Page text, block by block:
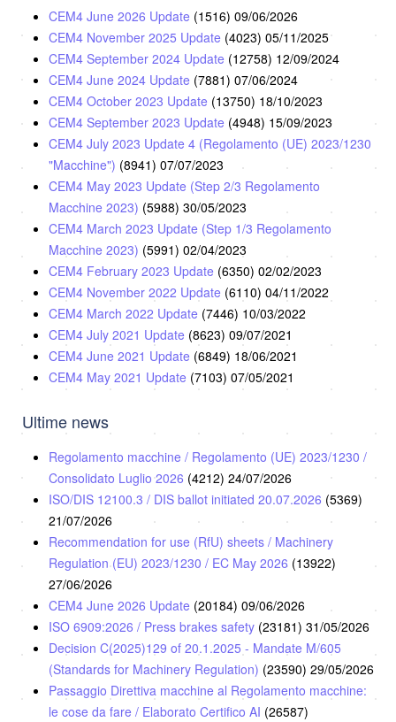
CEM4 June 2026 Update (1516) 09/06/2026
CEM4 November 2025 Update (4023) 05/11/2025
CEM4 September 2024 Update (12758) 12/09/2024
CEM4 June 2024 Update (7881) 07/06/2024
CEM4 October 2023 Update (13750) 18/10/2023
CEM4 September 2023 Update (4948) 15/09/2023
CEM4 July 2023 Update 4 (Regolamento (UE) 2023/1230
"Macchine") (8941) 07/07/2023
CEM4 May 2023 Update (Step 2/3 Regolamento
Macchine 2023) (5988) 30/05/2023
CEM4 March 2023 Update (Step 1/3 Regolamento
Macchine 2023) (5991) 02/04/2023
CEM4 February 2023 Update (6350) 02/02/2023
CEM4 November 2022 Update (6110) 04/11/2022
CEM4 March 2022 Update (7446) 10/03/2022
CEM4 July 2021 Update (8623) 09/07/2021
CEM4 June 2021 Update (6849) 18/06/2021
CEM4 May 2021 Update (7103) 07/05/2021
Ultime news
Regolamento macchine / Regolamento (UE) 2023/1230 /
Consolidato Luglio 2026 (4212) 24/07/2026
ISO/DIS 12100.3 / DIS ballot initiated 20.07.2026 (5369)
21/07/2026
Recommendation for use (RfU) sheets / Machinery
Regulation (EU) 2023/1230 / EC May 2026 (13922)
27/06/2026
CEM4 June 2026 Update (20184) 09/06/2026
ISO 6909:2026 / Press brakes safety (23181) 31/05/2026
Decision C(2025)129 of 20.1.2025 - Mandate M/605
(Standards for Machinery Regulation) (23590) 29/05/2026
Passaggio Direttiva macchine al Regolamento macchine:
le cose da fare / Elaborato Certifico AI (26587)